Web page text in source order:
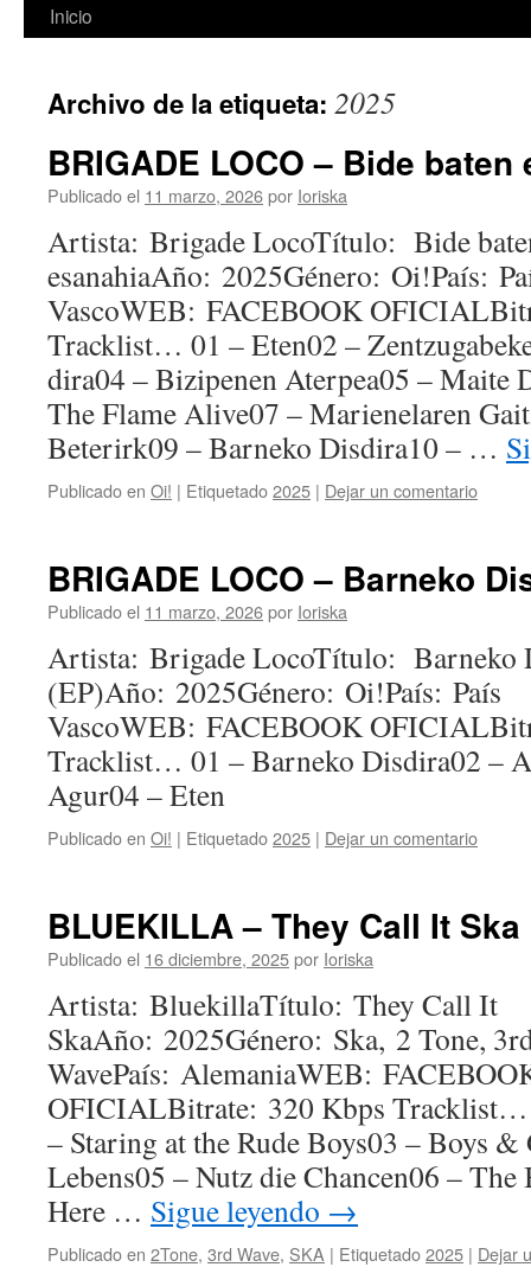
Inicio
Archivo de la etiqueta: 2025
BRIGADE LOCO – Bide baten
Publicado el 11 marzo, 2026por Ioriska
Artista: Brigade LocoTítulo: Bide
esanahiaAño: 2025Género: Oi!País:
VascoWEB: FACEBOOK
Tracklist… 01 – Eten02 –
dira04 – Bizipenen Aterpea05 – Maite
The Flame Alive07 – Marienelaren
Beterirk09 – Barneko Disdira10 – …
Publicado en Oi! | Etiquetado2025 | Dejar un comentario
BRIGADE LOCO – Barneko
Publicado el 11 marzo, 2026por Ioriska
Artista: Brigade LocoTítulo: Barneko
(EP)Año: 2025Género: Oi!País: País
VascoWEB: FACEBOOK
Tracklist… 01 – Barneko Disdira02 –
Agur04 – Eten
Publicado en Oi! | Etiquetado2025 | Dejar un comentario
BLUEKILLA – They Call It Ska
Publicado el 16 diciembre, 2025por Ioriska
Artista: BluekillaTítulo: They Call It
SkaAño: 2025Género: Ska, 2 Tone,
WavePaís: AlemaniaWEB:
OFICIALBitrate: 320 Kbps Tracklist…
– Staring at the Rude Boys03 – Boys
Lebens05 – Nutz die Chancen06 –
Here … Sigue leyendo →
Publicado en 2Tone, 3rd Wave, SKA | Etiquetado2025 | Dejar